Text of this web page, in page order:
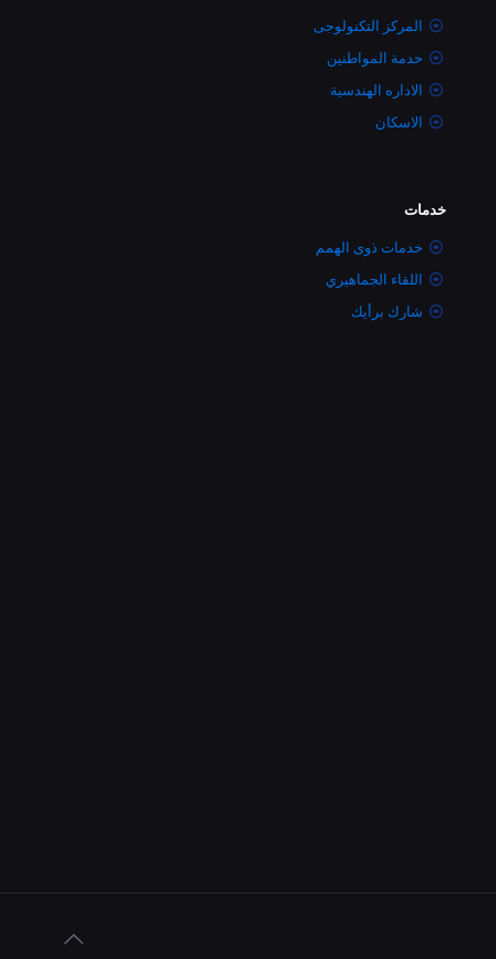
المركز التكنولوجى
خدمة المواطنين
الاداره الهندسية
الاسكان
خدمات
خدمات ذوى الهمم
اللقاء الجماهيري
شارك برأيك